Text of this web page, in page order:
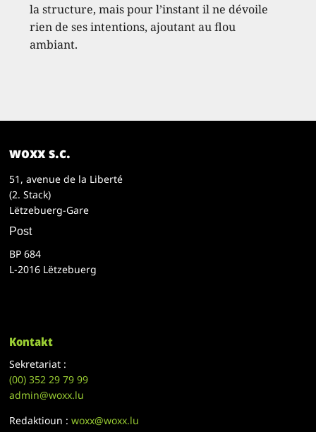
la structure, mais pour l’instant il ne dévoile
rien de ses intentions, ajoutant au flou
ambiant.
woxx s.c.
51, avenue de la Liberté
(2. Stack)
Lëtzebuerg-Gare
Post
BP 684
L-2016 Lëtzebuerg
Kontakt
Sekretariat :
(00)352 29 79 99
admin@woxx.lu
Redaktioun :woxx@woxx.lu